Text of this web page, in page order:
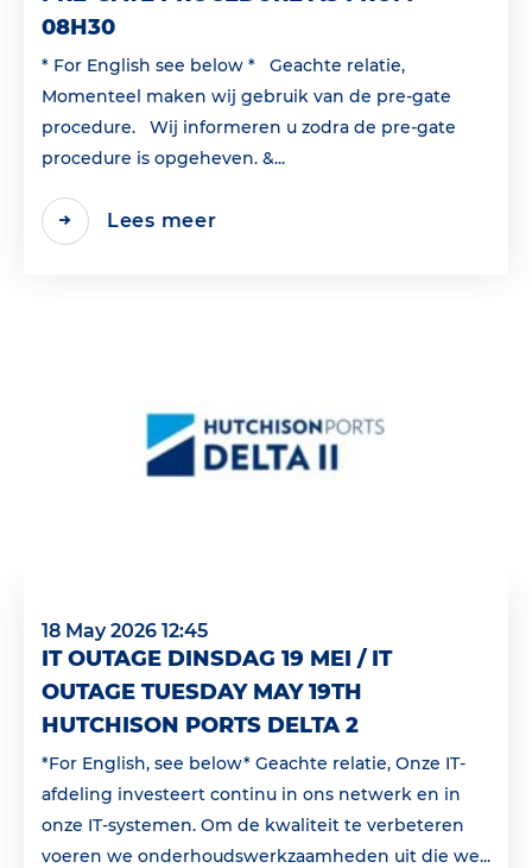
08H30
* For English see below * Geachte relatie,
Momenteel maken wij gebruik van de pre-gate
procedure. Wij informeren u zodra de pre-gate
procedure is opgeheven. &...
Lees meer
18 May 2026 12:45
IT OUTAGE DINSDAG 19 MEI / IT
OUTAGE TUESDAY MAY 19TH
HUTCHISON PORTS DELTA 2
*For English, see below* Geachte relatie, Onze IT-
afdeling investeert continu in ons netwerk en in
onze IT-systemen. Om de kwaliteit te verbeteren
voeren we onderhoudswerkzaamheden uit die we...